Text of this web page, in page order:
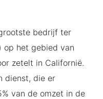
bedrijf ter
op het gebied van
zetelt in Californië.
dienst, die er
van de omzet in de